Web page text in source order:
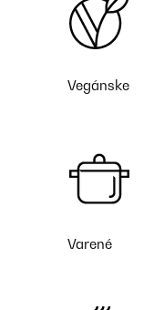
Vegánske
Varené